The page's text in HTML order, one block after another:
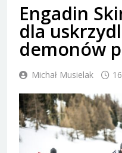
Engadin
dla
demonów
Michał Musielak